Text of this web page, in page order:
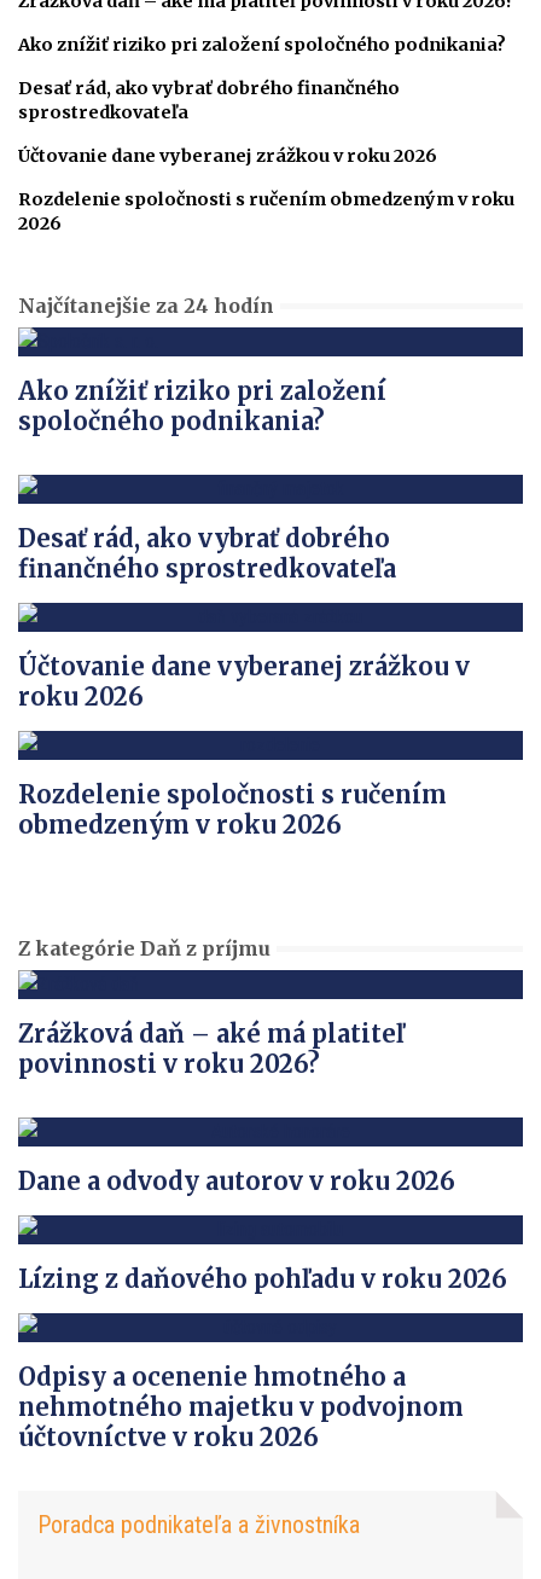
Ako znížiť riziko pri založení spoločného podnikania?
Desať rád, ako vybrať dobrého finančného
sprostredkovateľa
Účtovanie dane vyberanej zrážkou v roku 2026
Rozdelenie spoločnosti s ručením obmedzeným v roku
2026
Najčítanejšie za 24 hodín
Ako znížiť riziko pri založení
spoločného podnikania?
Desať rád, ako vybrať dobrého
finančného sprostredkovateľa
Účtovanie dane vyberanej zrážkou v
roku 2026
Rozdelenie spoločnosti s ručením
obmedzeným v roku 2026
Z kategórie Daň z príjmu
Zrážková daň – aké má platiteľ
povinnosti v roku 2026?
Dane a odvody autorov v roku 2026
Lízing z daňového pohľadu v roku 2026
Odpisy a ocenenie hmotného a
nehmotného majetku v podvojnom
účtovníctve v roku 2026
Poradca podnikateľa a živnostníka